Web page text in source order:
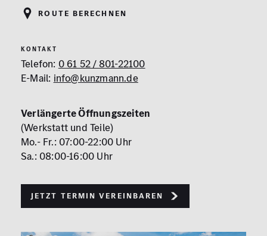
Route berechnen
KONTAKT
Telefon: 0 61 52 / 801-22100
E-Mail: info@kunzmann.de
Verlängerte Öffnungszeiten
(Werkstatt und Teile)
Mo.- Fr.: 07:00-22:00 Uhr
Sa.: 08:00-16:00 Uhr
Jetzt Termin vereinbaren